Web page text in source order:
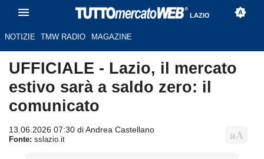
LAZIO
NOTIZIE TMW RADIO MAGAZINE
UFFICIALE - Lazio, il mercato
estivo sarà a saldo zero: il
comunicato
13.06.2026 07:30 di Andrea Castellano
Fonte: sslazio.it